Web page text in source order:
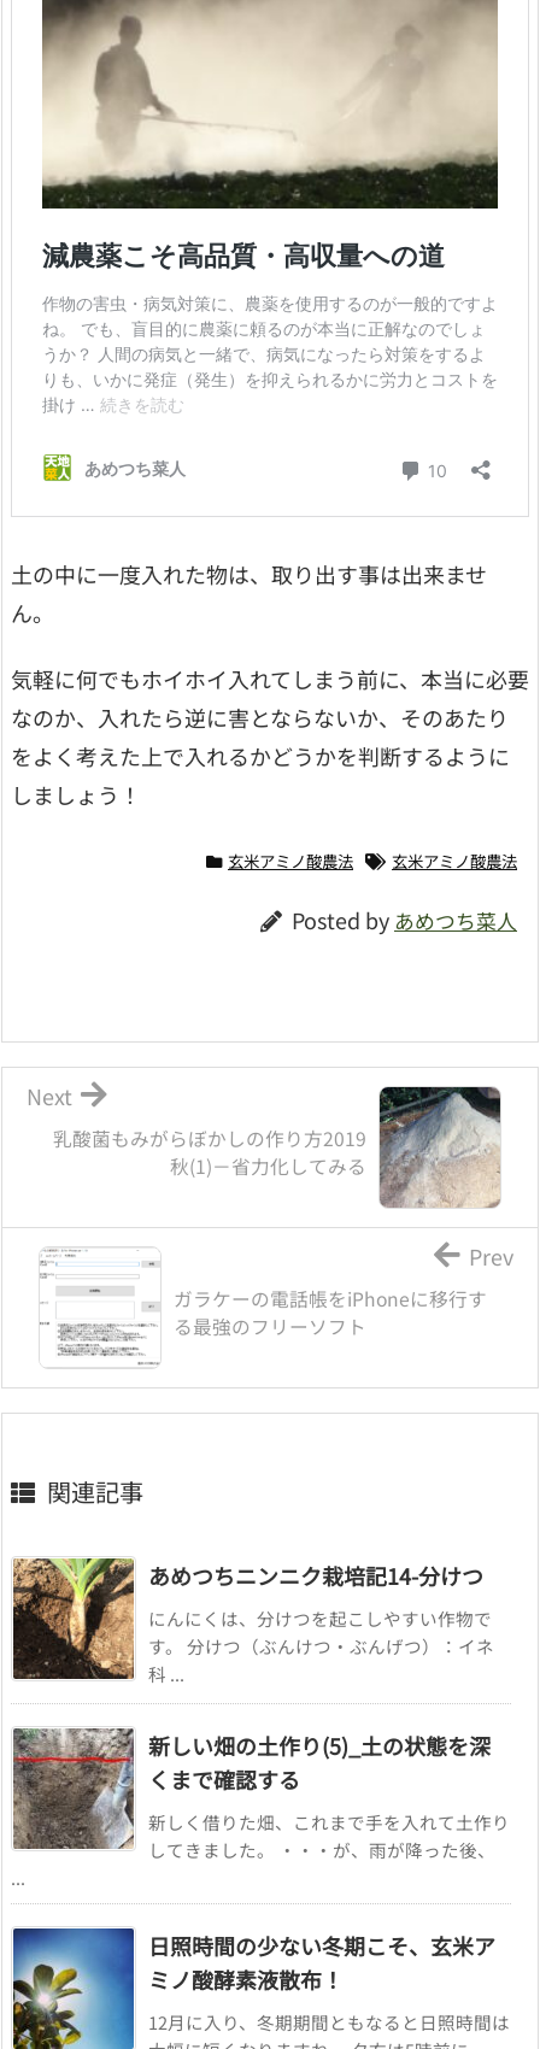
土の中に一度入れた物は、取り出す事は出来ませ
ん。
気軽に何でもホイホイ入れてしまう前に、本当に必要
なのか、入れたら逆に害とならないか、そのあたり
をよく考えた上で入れるかどうかを判断するように
しましょう！
玄米アミノ酸農法 玄米アミノ酸農法
Posted by あめつち菜人
乳酸菌もみがらぼかしの作り方2019
秋(1)－省力化してみる
Next
ガラケーの電話帳をiPhoneに移行す
る最強のフリーソフト
Prev
関連記事
あめつちニンニク栽培記14-分けつ
にんにくは、分けつを起こしやすい作物で
す。 分けつ（ぶんけつ・ぶんげつ）：イネ
科 ...
新しい畑の土作り(5)_土の状態を深
くまで確認する
新しく借りた畑、これまで手を入れて土作り
してきました。 ・・・が、雨が降った後、
...
日照時間の少ない冬期こそ、玄米ア
ミノ酸酵素液散布！
12月に入り、冬期期間ともなると日照時間は